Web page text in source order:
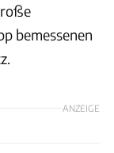
bemessenen
ANZEIGE